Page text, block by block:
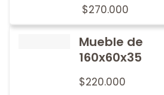
$270.000
Mueble de
160x60x35
$220.000